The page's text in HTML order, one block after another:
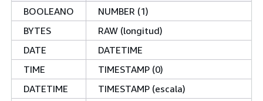
BOOLEANO
NUMBER (1)
BYTES
RAW (longitud)
DATE
DATETIME
TIME
TIMESTAMP (0)
DATETIME
TIMESTAMP (escala)